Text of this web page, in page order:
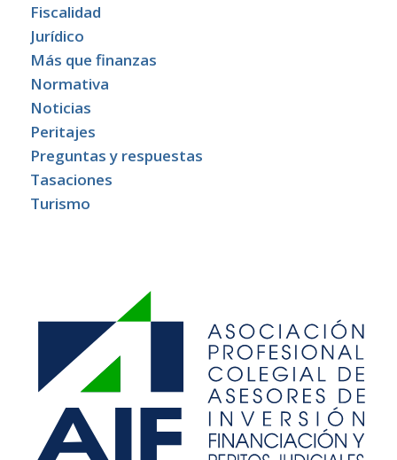
Fiscalidad
Jurídico
Más que finanzas
Normativa
Noticias
Peritajes
Preguntas y respuestas
Tasaciones
Turismo